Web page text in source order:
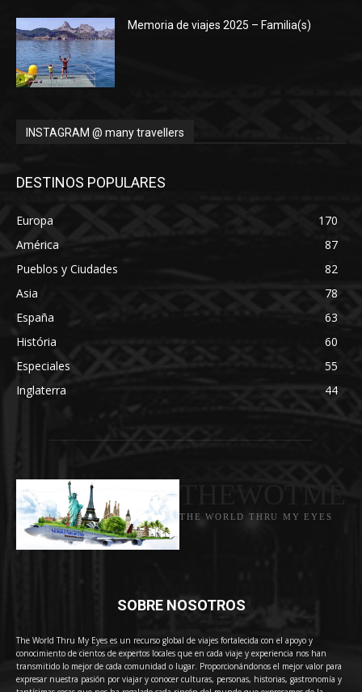
Memoria de viajes 2025 – Familia(s)
INSTAGRAM @ many travellers
DESTINOS POPULARES
Europa
170
América
87
Pueblos y Ciudades
82
Asia
78
España
63
História
60
Especiales
55
Inglaterra
44
THE WORLD THRU MY EYES
SOBRE NOSOTROS
The World Thru My Eyes es un recurso global de viajes fortalecida con el apoyo y
conocimiento de cientos de expertos locales que en cada viaje y experiencia nos han
transmitido lo mejor de cada comunidad o lugar. Proporcionándonos el mejor valor para
expresar nuestra pasión por viajar y conocer culturas, personas, historias, gastronomía y